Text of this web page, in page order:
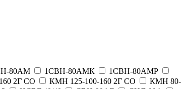
80АМ 1СВН-80АМК
1СВН-80АМР
2Г СО КМН 125-100-160 2Г СО
КМН 80-